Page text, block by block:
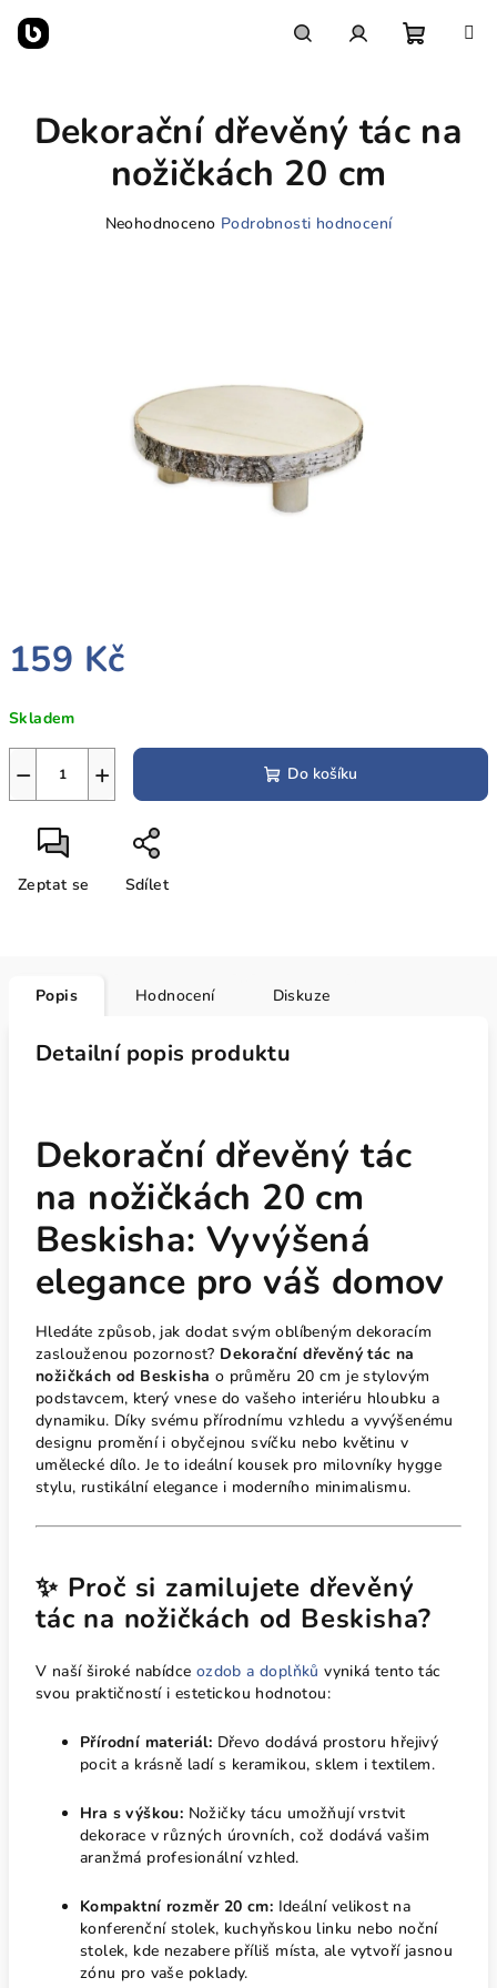
obsah
košík
159 Kč
cena:
Skladem
+
− Do košíku
Zeptat se Sdílet
Dekorační dřevěný tác na
nožičkách 20 cm
Průměrné
Neohodnoceno Podrobnosti hodnocení
Popis Hodnocení Diskuze
Detailní popis produktu
Dekorační dřevěný tác
na nožičkách 20 cm
Beskisha: Vyvýšená
elegance pro váš domov
Hledáte způsob, jak dodat svým oblíbeným dekoracím
zaslouženou pozornost? Dekorační dřevěný tác na
nožičkách od Beskisha o průměru 20 cm je stylovým
podstavcem, který vnese do vašeho interiéru hloubku a
dynamiku. Díky svému přírodnímu vzhledu a vyvýšenému
designu promění i obyčejnou svíčku nebo květinu v
umělecké dílo. Je to ideální kousek pro milovníky hygge
stylu, rustikální elegance i moderního minimalismu.
✨ Proč si zamilujete dřevěný
tác na nožičkách od Beskisha?
V naší široké nabídce ozdob a doplňků vyniká tento tác
svou praktičností i estetickou hodnotou:
Přírodní materiál: Dřevo dodává prostoru hřejivý
pocit a krásně ladí s keramikou, sklem i textilem.
Hra s výškou: Nožičky tácu umožňují vrstvit
dekorace v různých úrovních, což dodává vašim
aranžmá profesionální vzhled.
Kompaktní rozměr 20 cm: Ideální velikost na
konferenční stolek, kuchyňskou linku nebo noční
stolek, kde nezabere příliš místa, ale vytvoří jasnou
zónu pro vaše poklady.